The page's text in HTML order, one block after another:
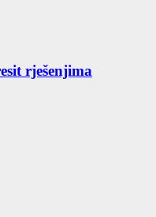
rješenjima